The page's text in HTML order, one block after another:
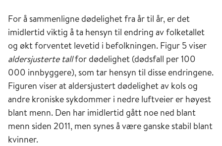
For å sammenligne dødelighet fra år til år, er det
imidlertid viktig å ta hensyn til endring av folketallet
og økt forventet levetid i befolkningen. Figur 5 viser
aldersjusterte tallfor dødelighet (dødsfall per 100
000 innbyggere), som tar hensyn til disse endringene.
Figuren viser at aldersjustert dødelighet av kols og
andre kroniske sykdommer i nedre luftveier er høyest
blant menn. Den har imidlertid gått noe ned blant
menn siden 2011, men synes å være ganske stabil blant
kvinner.